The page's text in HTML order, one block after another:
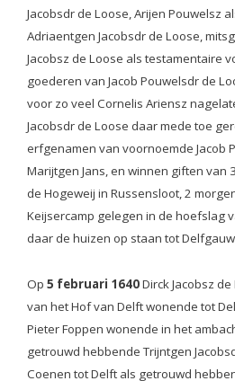
Jacobsdr de Loose, Arijen Pouwelsz
Adriaentgen Jacobsdr de Loose,
Jacobsz de Loose als testamentaire
goederen van Jacob Pouwelsdr de
voor zo veel Cornelis Ariensz
Jacobsdr de Loose daar mede toe
erfgenamen van voornoemde Jacob
Marijtgen Jans, en winnen giften van
de Hogeweij in Russensloot, 2
Keijsercamp gelegen in de hoefslag
daar de huizen op staan tot
Op 5 februari 1640Dirck Jacobsz
van het Hof van Delft wonende tot
Pieter Foppen wonende in het
getrouwd hebbende Trijntgen
Coenen tot Delft als getrouwd